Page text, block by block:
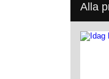
Alla